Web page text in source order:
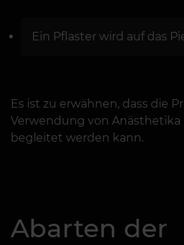
Ein Pflaster wird auf das
Es ist zu erwähnen, dass die
Verwendung von Anästhetika
begleitet werden kann.
Abarten der